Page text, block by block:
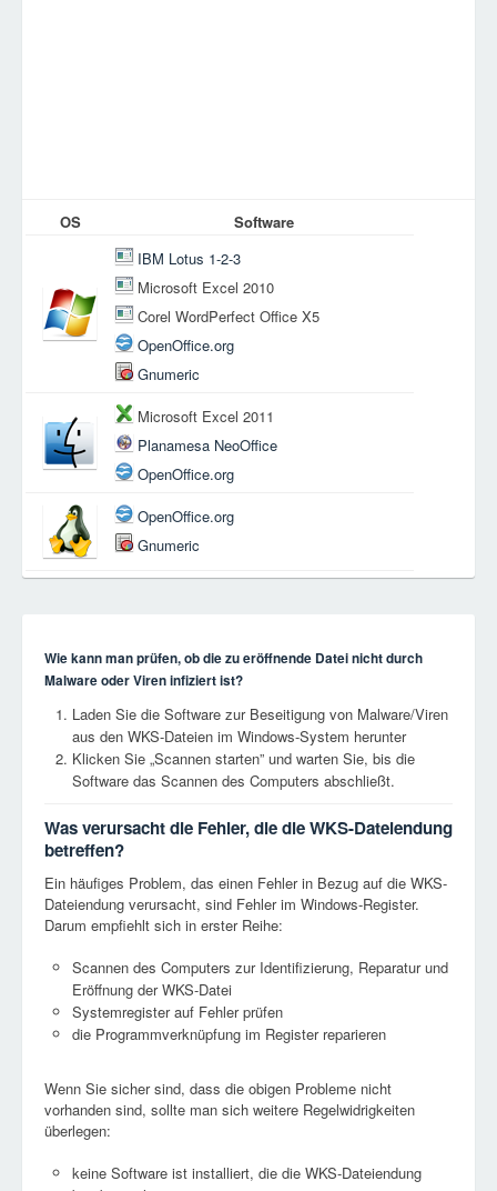
OS
Software
IBM Lotus 1-2-3
Microsoft Excel 2010
Corel WordPerfect Office X5
OpenOffice.org
Gnumeric
Microsoft Excel 2011
Planamesa NeoOffice
OpenOffice.org
OpenOffice.org
Gnumeric
Wie kann man prüfen, ob die zu eröffnende Datei nicht durch
Malware oder Viren infiziert ist?
Laden Sie die Software zur Beseitigung von Malware/Viren
aus den WKS-Dateien im Windows-System herunter
Klicken Sie „Scannen starten” und warten Sie, bis die
Software das Scannen des Computers abschließt.
Was verursacht die Fehler, die die WKS-Dateiendung
betreffen?
Ein häufiges Problem, das einen Fehler in Bezug auf die WKS-
Dateiendung verursacht, sind Fehler im Windows-Register.
Darum empfiehlt sich in erster Reihe:
Scannen des Computers zur Identifizierung, Reparatur und
Eröffnung der WKS-Datei
Systemregister auf Fehler prüfen
die Programmverknüpfung im Register reparieren
Wenn Sie sicher sind, dass die obigen Probleme nicht
vorhanden sind, sollte man sich weitere Regelwidrigkeiten
überlegen:
keine Software ist installiert, die die WKS-Dateiendung